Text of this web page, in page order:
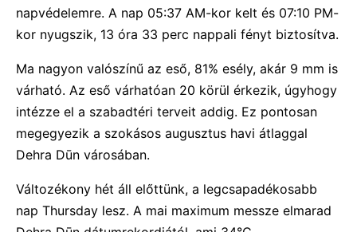
napvédelemre. A nap 05:37 AM-kor kelt és 07:10 PM-
kor nyugszik, 13 óra 33 perc nappali fényt biztosítva.
Ma nagyon valószínű az eső, 81% esély, akár 9 mm is
várható. Az eső várhatóan 20 körül érkezik, úgyhogy
intézze el a szabadtéri terveit addig. Ez pontosan
megegyezik a szokásos augusztus havi átlaggal
Dehra Dūn városában.
Változékony hét áll előttünk, a legcsapadékosabb
nap Thursday lesz. A mai maximum messze elmarad